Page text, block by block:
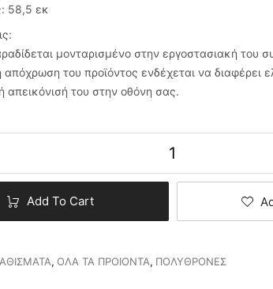
58,5 εκ
μονταρισμένο στην εργοστασιακή του
του προϊόντος ενδέχεται να διαφέρει
απεικόνισή του στην οθόνη σας.
Add To Cart
, ΟΛΑ ΤΑ ΠΡΟΙΟΝΤΑ, ΠΟΛΥΘΡΟΝΕΣ